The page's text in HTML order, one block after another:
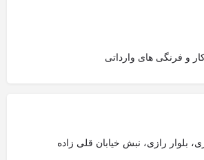
و فرنگی های وارداتی
بلوار رازی، نبش خیابان قلی زاده